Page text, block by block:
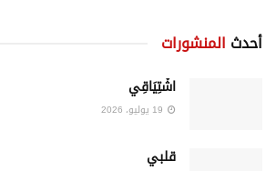
أحدث المنشورات
اشْتِيَاقِي
قلبي